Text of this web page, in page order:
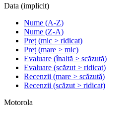
Data (implicit)
Nume (A-Z)
Nume (Z-A)
Preț (mic > ridicat)
Preț (mare > mic)
Evaluare (înaltă > scăzută)
Evaluare (scăzut > ridicat)
Recenzii (mare > scăzută)
Recenzii (scăzut > ridicat)
Motorola